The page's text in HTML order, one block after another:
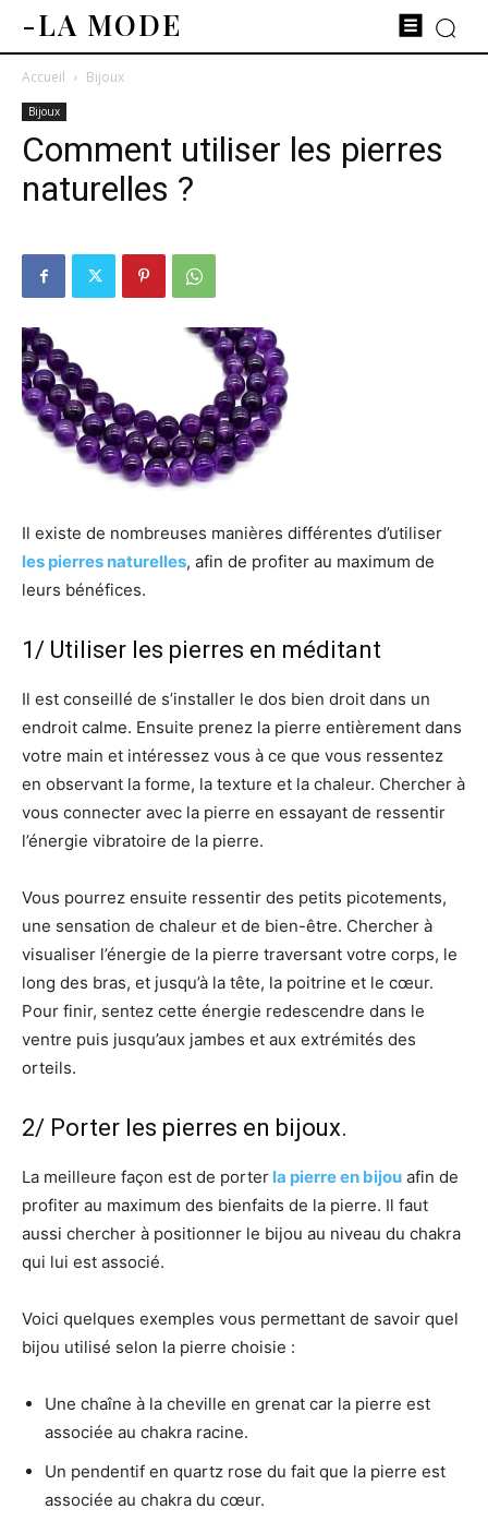
-LA MODE
Accueil Bijoux
Bijoux
Comment utiliser les pierres
naturelles ?
Il existe de nombreuses manières différentes d’utiliser
les pierres naturelles, afin de profiter au maximum de
leurs bénéfices.
1/ Utiliser les pierres en méditant
Il est conseillé de s’installer le dos bien droit dans un
endroit calme. Ensuite prenez la pierre entièrement dans
votre main et intéressez vous à ce que vous ressentez
en observant la forme, la texture et la chaleur. Chercher à
vous connecter avec la pierre en essayant de ressentir
l’énergie vibratoire de la pierre.
Vous pourrez ensuite ressentir des petits picotements,
une sensation de chaleur et de bien-être. Chercher à
visualiser l’énergie de la pierre traversant votre corps, le
long des bras, et jusqu’à la tête, la poitrine et le cœur.
Pour finir, sentez cette énergie redescendre dans le
ventre puis jusqu’aux jambes et aux extrémités des
orteils.
2/ Porter les pierres en bijoux.
La meilleure façon est de porter la pierre en bijou afin de
profiter au maximum des bienfaits de la pierre. Il faut
aussi chercher à positionner le bijou au niveau du chakra
qui lui est associé.
Voici quelques exemples vous permettant de savoir quel
bijou utilisé selon la pierre choisie :
Une chaîne à la cheville en grenat car la pierre est
associée au chakra racine.
Un pendentif en quartz rose du fait que la pierre est
associée au chakra du cœur.